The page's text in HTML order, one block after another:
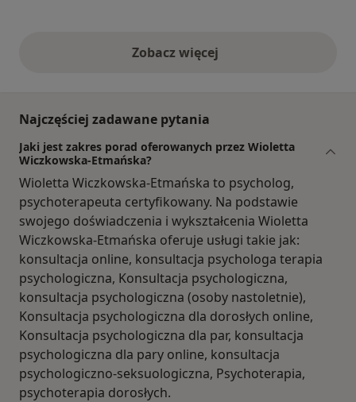
Zobacz więcejopinie powyżej
Najczęściej zadawane pytania
Jaki jest zakres porad oferowanych przez Wioletta
Wiczkowska-Etmańska?
Wioletta Wiczkowska-Etmańska to psycholog,
psychoterapeuta certyfikowany. Na podstawie
swojego doświadczenia i wykształcenia Wioletta
Wiczkowska-Etmańska oferuje usługi takie jak:
konsultacja online, konsultacja psychologa terapia
psychologiczna, Konsultacja psychologiczna,
konsultacja psychologiczna (osoby nastoletnie),
Konsultacja psychologiczna dla dorosłych online,
Konsultacja psychologiczna dla par, konsultacja
psychologiczna dla pary online, konsultacja
psychologiczno-seksuologiczna, Psychoterapia,
psychoterapia dorosłych.